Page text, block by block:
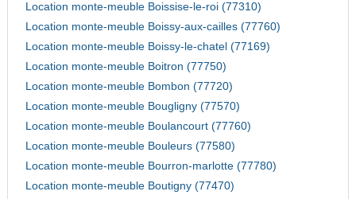
Location monte-meuble Boissise-le-roi (77310)
Location monte-meuble Boissy-aux-cailles (77760)
Location monte-meuble Boissy-le-chatel (77169)
Location monte-meuble Boitron (77750)
Location monte-meuble Bombon (77720)
Location monte-meuble Bougligny (77570)
Location monte-meuble Boulancourt (77760)
Location monte-meuble Bouleurs (77580)
Location monte-meuble Bourron-marlotte (77780)
Location monte-meuble Boutigny (77470)